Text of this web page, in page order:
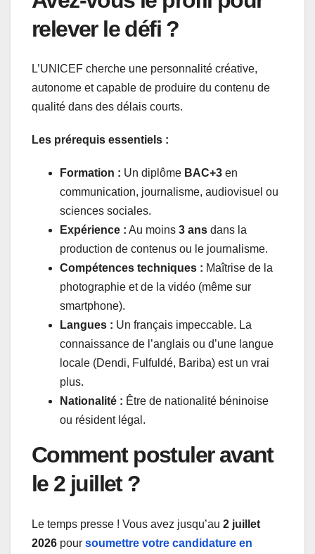
relever le défi ?
L’UNICEF cherche une personnalité créative,
autonome et capable de produire du contenu de
qualité dans des délais courts.
Les prérequis essentiels :
Formation : Un diplôme BAC+3 en
communication, journalisme, audiovisuel ou
sciences sociales.
Expérience : Au moins 3 ans dans la
production de contenus ou le journalisme.
Compétences techniques : Maîtrise de la
photographie et de la vidéo (même sur
smartphone).
Langues : Un français impeccable. La
connaissance de l’anglais ou d’une langue
locale (Dendi, Fulfuldé, Bariba) est un vrai
plus.
Nationalité : Être de nationalité béninoise
ou résident légal.
Comment postuler avant
le 2 juillet ?
Le temps presse ! Vous avez jusqu’au 2 juillet
2026 pour soumettre votre candidature en